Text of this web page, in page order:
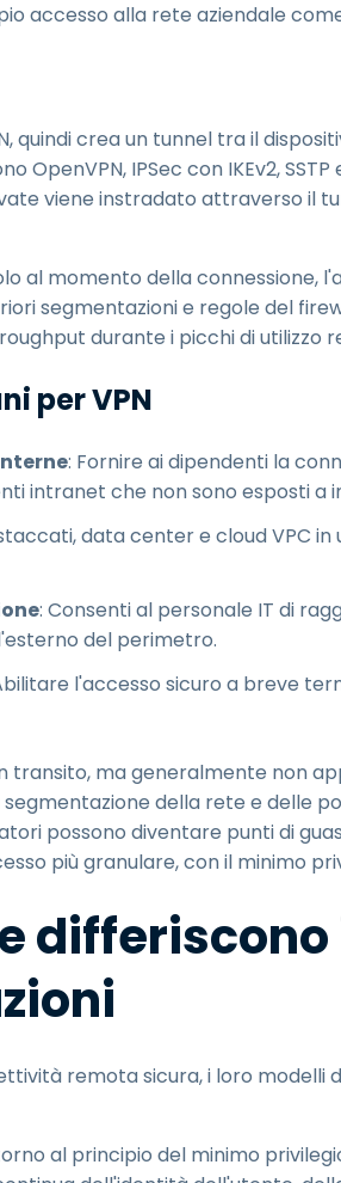
accesso alla rete aziendale
quindi crea un tunnel tra il
IPSec con IKEv2, SSTP
viene instradato attraverso il
al momento della connessione,
segmentazioni e regole del
durante i picchi di utilizzo
per VPN
: Fornire ai dipendenti la
intranet che non sono esposti a
data center e cloud VPC
: Consenti al personale IT di
del perimetro.
l'accesso sicuro a breve
transito, ma generalmente non
della rete e delle
possono diventare punti di
più granulare, con il minimo
differiscono
remota sicura, i loro modelli
al principio del minimo